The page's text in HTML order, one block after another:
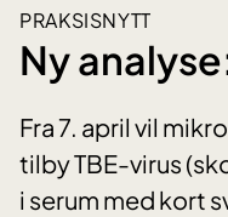
PRAKSISNYTT
Ny
Fra 7. april vil
tilby TBE-virus
i serum med kort